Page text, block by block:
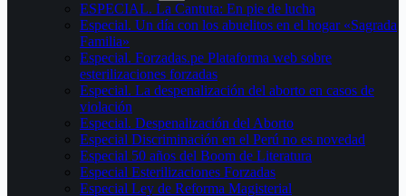
ESPECIAL. La Cantuta: En pie de lucha
Especial. Un día con los abuelitos en el hogar «Sagrada
Familia»
Especial. Forzadas.pe Plataforma web sobre
esterilizaciones forzadas
Especial. La despenalización del aborto en casos de
violación
Especial. Despenalización del Aborto
Especial Discriminación en el Perú no es novedad
Especial 50 años del Boom de Literatura
Especial Esterilizaciones Forzadas
Especial Ley de Reforma Magisterial